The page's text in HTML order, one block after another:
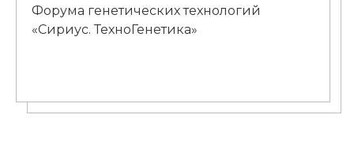
Форума генетических технологий
«Сириус. ТехноГенетика»